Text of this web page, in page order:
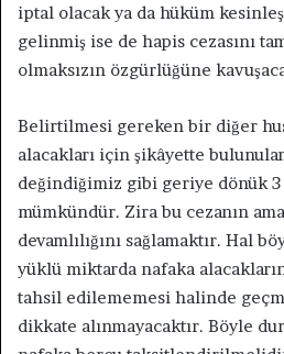
iptal olacak ya da hüküm
gelinmiş ise de hapis cezasını
olmaksızın özgürlüğüne
Belirtilmesi gereken bir diğer
alacakları için şikâyette
değindiğimiz gibi geriye dönük
mümkündür. Zira bu cezanın
devamlılığını sağlamaktır. Hal
yüklü miktarda nafaka
tahsil edilememesi halinde
dikkate alınmayacaktır. Böyle